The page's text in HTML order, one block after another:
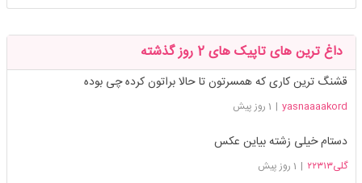
داغ ترین های تاپیک های 2 روز گذشته
قشنگ ترین کاری که همسرتون تا حالا براتون کرده چی بوده
yasnaaaakord
| 1 روز پیش
دستام خیلی زشته بیاین عکس
گلی۲۲۳۱۳ | 1 روز پیش